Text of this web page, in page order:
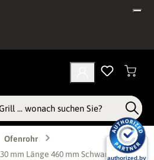
Ofenrohr
mm Länge 460 mm Schwarz